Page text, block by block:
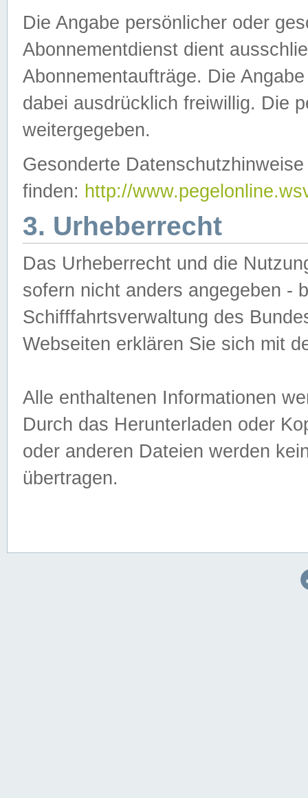
Die Angabe persönlicher oder
Abonnementdienst dient
Abonnementaufträge. Die
dabei ausdrücklich freiwillig. Die
weitergegeben.
Gesonderte
finden: http://
3. Urheberrecht
Das Urheberrecht und die
sofern nicht anders angegeben -
Schifffahrtsverwaltung des
Webseiten erklären Sie sich mit
Alle enthaltenen Informationen
Durch das Herunterladen oder
oder anderen Dateien werden
übertragen.